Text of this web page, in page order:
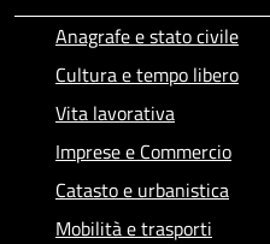
Anagrafe e stato civile
Cultura e tempo libero
Vita lavorativa
Imprese e Commercio
Catasto e urbanistica
Mobilità e trasporti